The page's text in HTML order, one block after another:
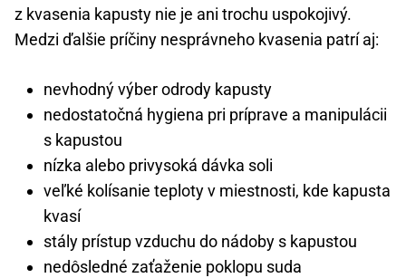
z kvasenia kapusty nie je ani trochu uspokojivý.
Medzi ďalšie príčiny nesprávneho kvasenia patrí aj:
nevhodný výber odrody kapusty
nedostatočná hygiena pri príprave a manipulácii
s kapustou
nízka alebo privysoká dávka soli
veľké kolísanie teploty v miestnosti, kde kapusta
kvasí
stály prístup vzduchu do nádoby s kapustou
nedôsledné zaťaženie poklopu suda